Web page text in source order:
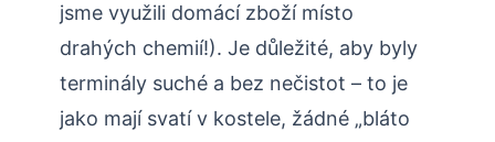
jsme využili domácí zboží místo
drahých chemií!). Je důležité, aby byly
terminály suché a bez nečistot – to je
jako mají svatí v kostele, žádné „bláto